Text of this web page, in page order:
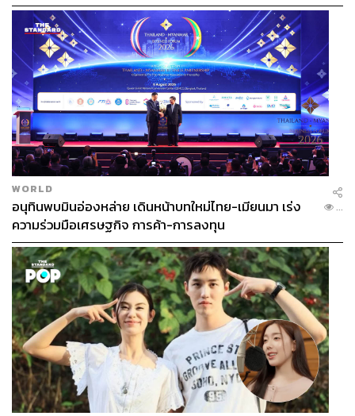
WORLD
อนุทินพบมินอ่องหล่าย เดินหน้าบทใหม่ไทย-เมียนมา เร่ง
ความร่วมมือเศรษฐกิจ การค้า-การลงทุน
...